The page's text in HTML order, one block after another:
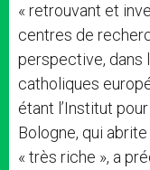
« retrouvant et
centres de
perspective, dans
catholiques
étant l’Institut
Bologne, qui
« très riche », a